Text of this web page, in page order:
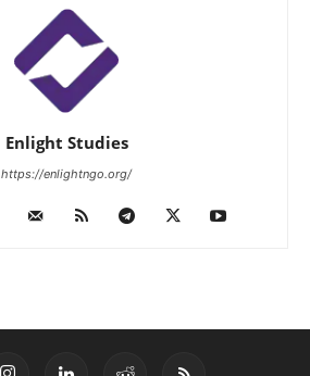
Enlight Studies
https://enlightngo.org/